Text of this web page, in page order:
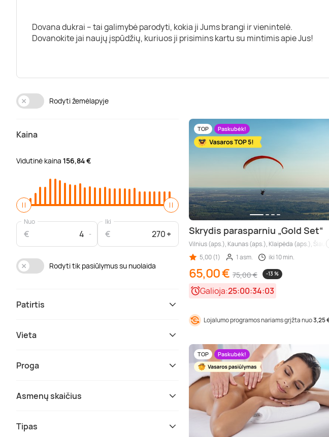
Dovana dukrai – tai galimybė parodyti, kokia ji Jums brangi ir vienintelė.
Dovanokite jai naujų įspūdžių, kuriuos ji prisimins kartu su mintimis apie Jus!
Rodyti žemėlapyje
Kaina
Vidutinė kaina 156,84 €
Nuo
€
Iki
€
Rodyti tik pasiūlymus su nuolaida
Patirtis
Vieta
Proga
Asmenų skaičius
Tipas
TOP Paskubėk!
Skrydis parasparniu „Gold Set“
Vilnius (aps.), Kaunas (aps.), Klaipėda (aps.),
5,00 (1)
1 asm. iki 10 min.
65,00 € 75,00 € -13 %
Galioja:25:00:34:01
Lojalumo programos nariams grįžta nuo3,25
TOP Paskubėk!